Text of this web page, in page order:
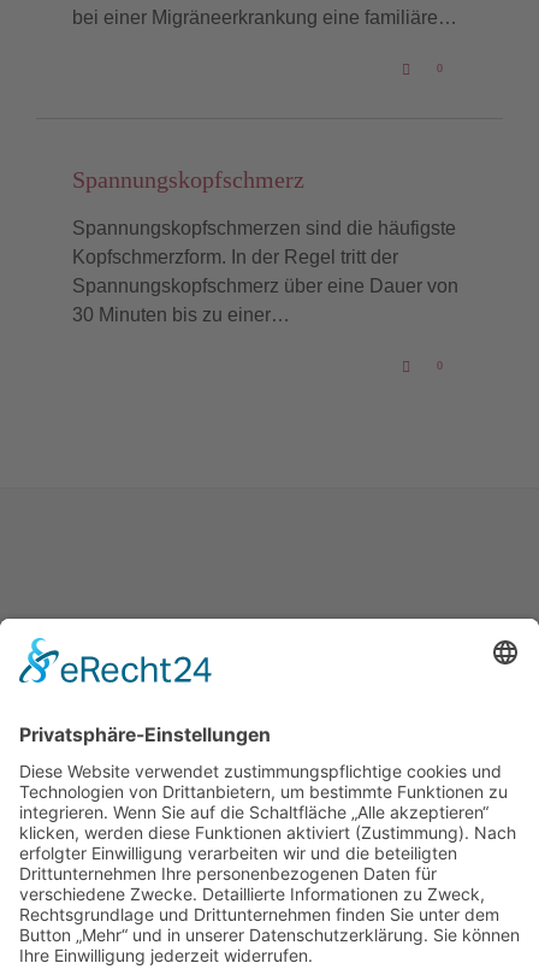
bei einer Migräneerkrankung eine familiäre…

LOVE
IT
0
Spannungskopfschmerz
Spannungskopfschmerzen sind die häufigste
Kopfschmerzform. In der Regel tritt der
Spannungskopfschmerz über eine Dauer von
30 Minuten bis zu einer…

LOVE
IT
0
Praktische Ärzte
in Hannover